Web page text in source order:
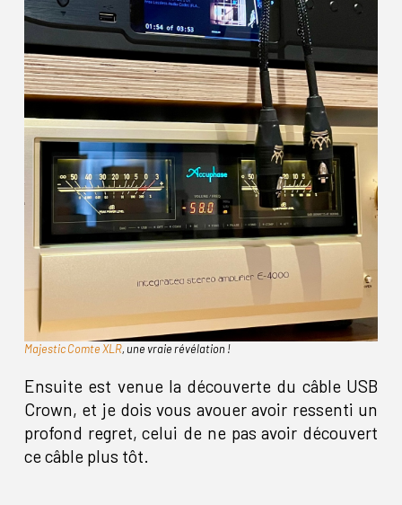
Majestic Comte XLR, une vraie révélation !
Ensuite est venue la découverte du câble USB
Crown, et je dois vous avouer avoir ressenti un
profond regret, celui de ne pas avoir découvert
ce câble plus tôt.